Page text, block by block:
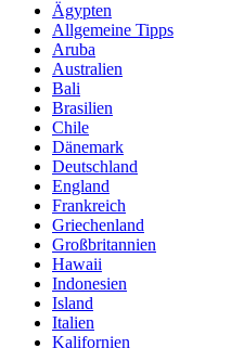
Ägypten
Allgemeine Tipps
Aruba
Australien
Bali
Brasilien
Chile
Dänemark
Deutschland
England
Frankreich
Griechenland
Großbritannien
Hawaii
Indonesien
Island
Italien
Kalifornien